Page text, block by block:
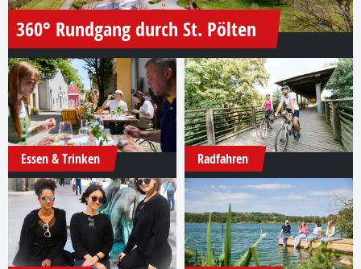
360° Rundgang durch St. Pölten
Essen & Trinken Radfahren